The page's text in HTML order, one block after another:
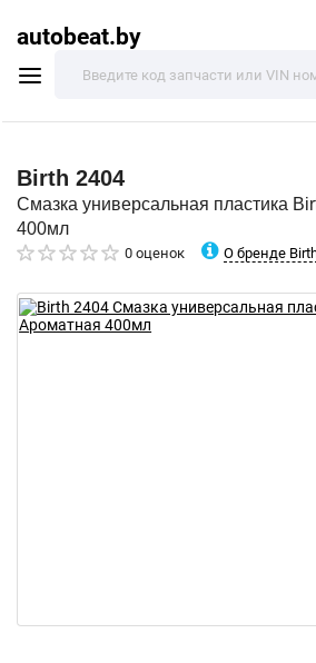
autobeat.by
Birth 2404
Смазка универсальная пластика
400мл
0 оценок О бренде